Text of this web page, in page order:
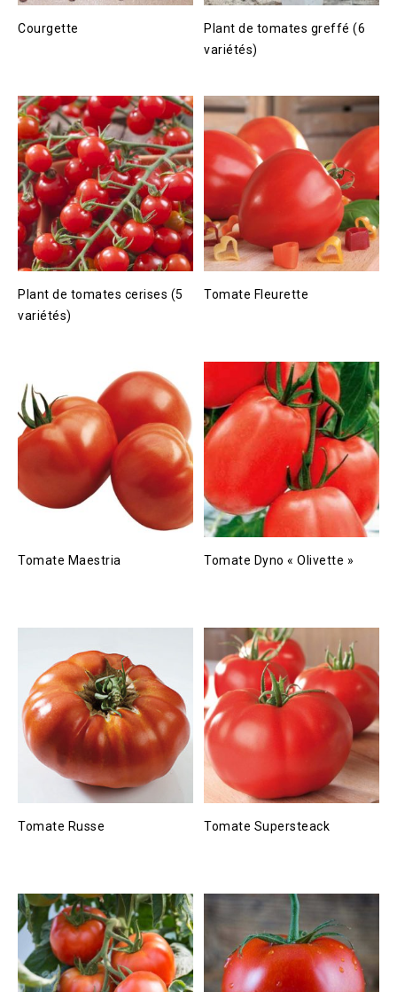
Courgette
Plant de tomates greffé (6
variétés)
Plant de tomates cerises (5
variétés)
Tomate Fleurette
Tomate Maestria Tomate Dyno « Olivette »
Tomate Russe Tomate Supersteack